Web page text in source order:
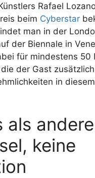
Rafael
beim Cyberstar
man in der
der Biennale in
für mindestens 50
der Gast
in
als
keine